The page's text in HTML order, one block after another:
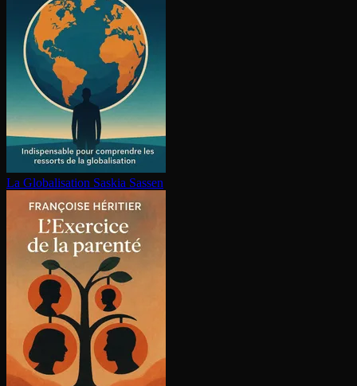
La Glo­ba­li­sa­tion Saskia Sassen